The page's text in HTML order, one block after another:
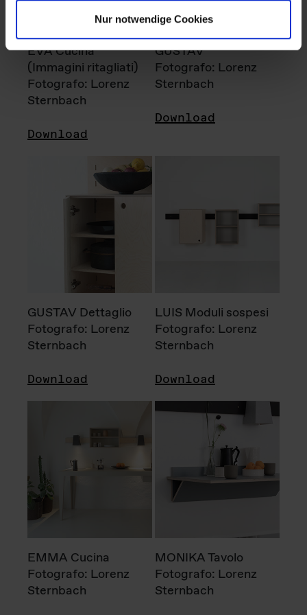
Nur notwendige Cookies
EVA Cucina
(Immagini ritagliati)
Fotografo: Lorenz
Sternbach
Download
GUSTAV
Fotografo: Lorenz
Sternbach
Download
GUSTAV Dettaglio
Fotografo: Lorenz
Sternbach
Download
LUIS Moduli sospesi
Fotografo: Lorenz
Sternbach
Download
EMMA Cucina
Fotografo: Lorenz
Sternbach
MONIKA Tavolo
Fotografo: Lorenz
Sternbach